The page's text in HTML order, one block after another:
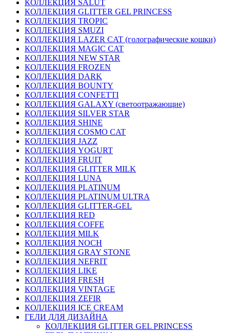
КОЛЛЕКЦИЯ SALUT
КОЛЛЕКЦИЯ GLITTER GEL PRINCESS
КОЛЛЕКЦИЯ TROPIC
КОЛЛЕКЦИЯ SMUZI
КОЛЛЕКЦИЯ LAZER CAT (голографические кошки)
КОЛЛЕКЦИЯ MAGIC CAT
КОЛЛЕКЦИЯ NEW STAR
КОЛЛЕКЦИЯ FROZEN
КОЛЛЕКЦИЯ DARK
КОЛЛЕКЦИЯ BOUNTY
КОЛЛЕКЦИЯ CONFETTI
КОЛЛЕКЦИЯ GALAXY (светоотражающие)
КОЛЛЕКЦИЯ SILVER STAR
КОЛЛЕКЦИЯ SHINE
КОЛЛЕКЦИЯ COSMO CAT
КОЛЛЕКЦИЯ JAZZ
КОЛЛЕКЦИЯ YOGURT
КОЛЛЕКЦИЯ FRUIT
КОЛЛЕКЦИЯ GLITTER MILK
КОЛЛЕКЦИЯ LUNA
КОЛЛЕКЦИЯ PLATINUM
КОЛЛЕКЦИЯ PLATINUM ULTRA
КОЛЛЕКЦИЯ GLITTER-GEL
КОЛЛЕКЦИЯ RED
КОЛЛЕКЦИЯ COFFE
КОЛЛЕКЦИЯ MILK
КОЛЛЕКЦИЯ NOCH
КОЛЛЕКЦИЯ GRAY STONE
КОЛЛЕКЦИЯ NEFRIT
КОЛЛЕКЦИЯ LIKE
КОЛЛЕКЦИЯ FRESH
КОЛЛЕКЦИЯ VINTAGE
КОЛЛЕКЦИЯ ZEFIR
КОЛЛЕКЦИЯ ICE CREAM
ГЕЛИ ДЛЯ ДИЗАЙНА
КОЛЛЕКЦИЯ GLITTER GEL PRINCESS